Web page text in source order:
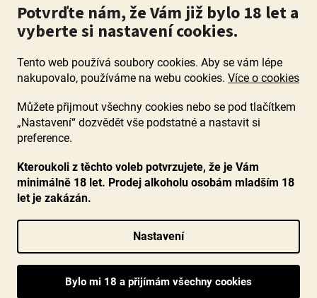
Potvrďte nám, že Vám již bylo 18 let a
vyberte si nastavení cookies.
Tento web používá soubory cookies. Aby se vám lépe
nakupovalo, používáme na webu cookies. Více o cookies
Můžete přijmout všechny cookies nebo se pod tlačítkem
„Nastavení“ dozvědět vše podstatné a nastavit si
preference.
Kteroukoli z těchto voleb potvrzujete, že je Vám
minimálně 18 let. Prodej alkoholu osobám mladším 18
let je zakázán.
Nastavení
ZÁKAZ PRODEJE ALKOHOLU OSOBÁM MLADŠÍM 18 LET. Pijte s
mírou i když pijete s Mírou.
Copyright 2026www.ocenenavina.cz. Všechna práva vyhrazena.
Upravit nastavení cookies